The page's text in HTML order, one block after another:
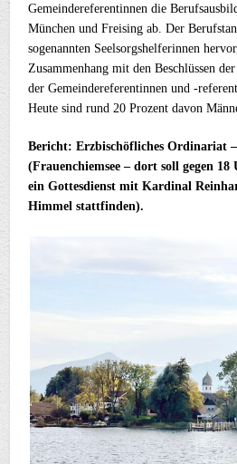
Gemeindereferentinnen die
München und Freising ab. Der
sogenannten Seelsorgshelferinnen
Zusammenhang mit den Beschlüssen
der Gemeindereferentinnen und -
Heute sind rund 20 Prozent davon
Bericht: Erzbischöfliches Ordinariat
(Frauenchiemsee – dort soll gegen
ein Gottesdienst mit Kardinal
Himmel stattfinden).